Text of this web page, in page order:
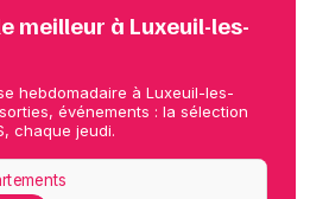
meilleur à Luxeuil-les-
hebdomadaire à Luxeuil-les-
événements : la sélection
chaque jeudi.